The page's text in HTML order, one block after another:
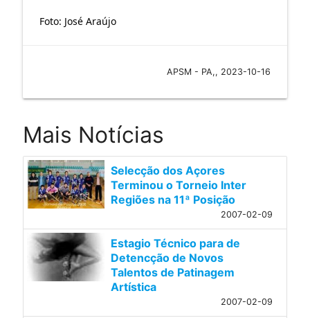
Foto: José Araújo
APSM - PA,, 2023-10-16
Mais Notícias
Selecção dos Açores
Terminou o Torneio Inter
Regiões na 11ª Posição
2007-02-09
Estagio Técnico para de
Detencção de Novos
Talentos de Patinagem
Artística
2007-02-09